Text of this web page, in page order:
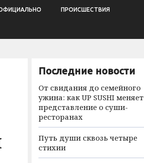
ПРОИСШЕСТВИЯ
Последние новости
От свидания до семейного
ужина: как UP SUSHI меняет
представление о суши-
ресторанах
Путь души сквозь четыре
стихии